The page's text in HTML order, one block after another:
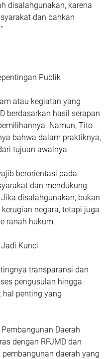
disalahgunakan, karena
dan bahkan
Publik
atau kegiatan yang
berdasarkan hasil serapan
Namun, Tito
bahwa dalam praktiknya,
tujuan awalnya.
berorientasi pada
dan mendukung
disalahgunakan, bukan
negara, tetapi juga
ranah hukum.
Kunci
transparansi dan
pengusulan hingga
hal penting yang
Daerah
dengan RPJMD dan
pembangunan daerah yang